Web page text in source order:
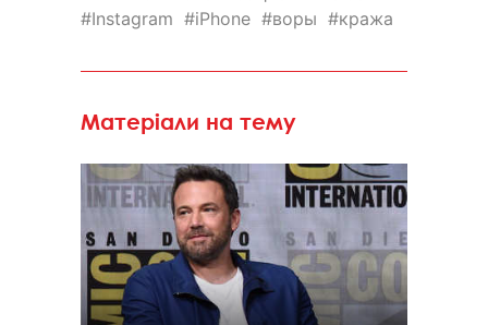
Instagram
iPhone воры кража
Матеріали на тему